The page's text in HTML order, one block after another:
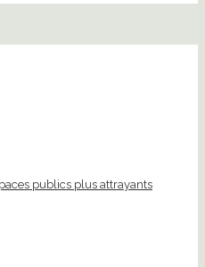
publics plus attrayants